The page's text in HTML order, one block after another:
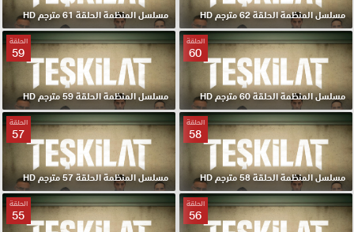
مسلسل المنظمة الحلقة 62 مترجم HD مسلسل المنظمة الحلقة 61 مترجم HD
الحلقة
60
مسلسل المنظمة الحلقة 60 مترجم HD
الحلقة
59
مسلسل المنظمة الحلقة 59 مترجم HD
الحلقة
58
مسلسل المنظمة الحلقة 58 مترجم HD
الحلقة
57
مسلسل المنظمة الحلقة 57 مترجم HD
الحلقة
56
الحلقة
55